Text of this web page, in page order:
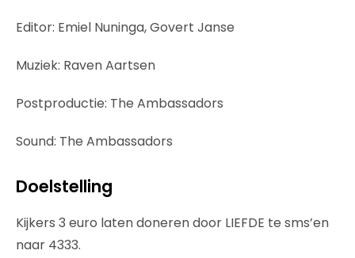
Editor: Emiel Nuninga, Govert Janse
Muziek: Raven Aartsen
Postproductie: The Ambassadors
Sound: The Ambassadors
Doelstelling
Kijkers 3 euro laten doneren door LIEFDE te sms’en
naar 4333.